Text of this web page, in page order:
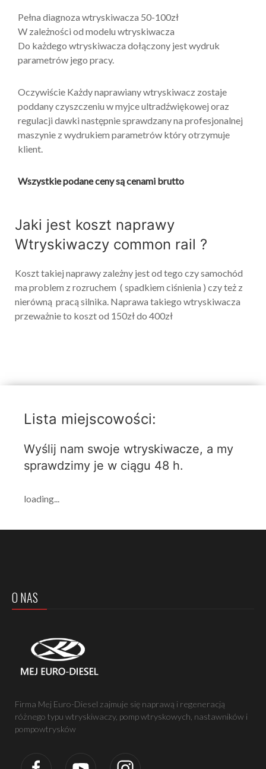
Pełna diagnoza wtryskiwacza 50-100zł
W zależności od modelu wtryskiwacza
Do każdego wtryskiwacza dołączony jest wydruk
parametrów jego pracy.
Oczywiście Każdy naprawiany wtryskiwacz zostaje
poddany czyszczeniu w myjce ultradźwiękowej oraz
regulacji dawki następnie sprawdzany na profesjonalnej
maszynie z wydrukiem parametrów który otrzymuje
klient.
Wszystkie podane ceny są cenami brutto
Jaki jest koszt naprawy
Wtryskiwaczy common rail ?
Koszttakiej naprawy zależny jest od tego czy samochód
ma problem z rozruchem ( spadkiem ciśnienia ) czy też z
nierówną pracą silnika. Naprawa takiego wtryskiwacza
przeważnie to kosztod 150zł do 400zł
Lista miejscowości:
Wyślij nam swoje wtryskiwacze, a my
sprawdzimy je w ciągu 48 h.
loading...
O NAS
Firma Mej Euro-Diesel zajmuje się naprawą i regeneracją
różnego typu wtryskiwaczy, pomp wtryskowych, nastawników i
pompowtrysków